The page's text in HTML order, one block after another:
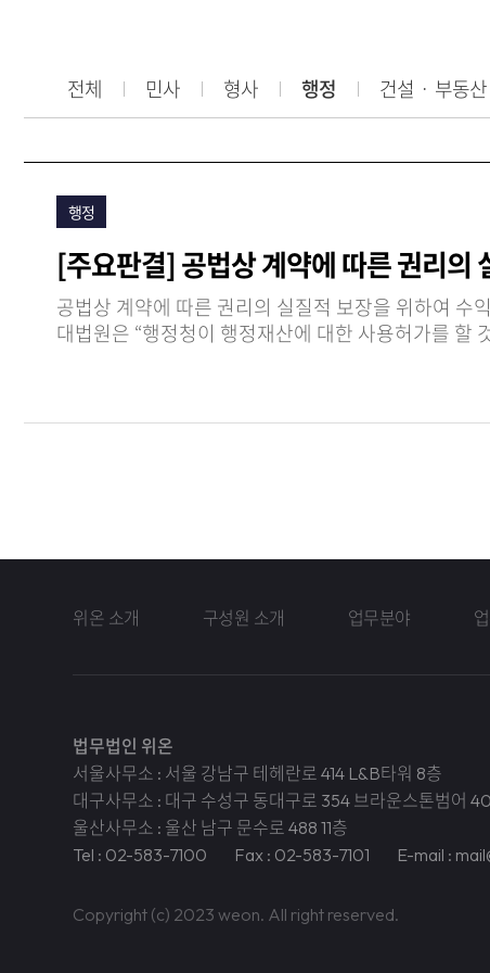
전체 민사 형사 행정 건설ㆍ 부동산
행정
[주요판결] 공법상 계약에 따른 권리
공법상 계약에 따른 권리의 실질적 보장을 위하여 수
대법원은 “행정청이 행정재산에 대한 사용허가를 할 것인지는 재량행위로서 , 재량행위에 대한 법원의 사법심
위온 소개 구성원 소개 업무분야
법무법인 위온
서울사무소 : 서울 강남구 테헤란로 414 L&B타워 8층
대구사무소 : 대구 수성구 동대구로 354 브라운스톤범어
울산사무소 : 울산 남구 문수로 488 11층
Tel : 02-583-7100
Fax : 02-583-7101 E-mail :
Copyright (c) 2023 weon. All right reserved.